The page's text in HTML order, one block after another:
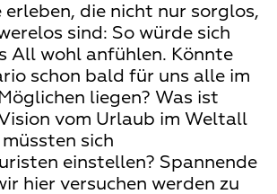
die nicht nur sorglos,
sind: So würde sich
All wohl anfühlen. Könnte
schon bald für uns alle im
liegen? Was ist
vom Urlaub im Weltall
sich
einstellen? Spannende
hier versuchen werden zu